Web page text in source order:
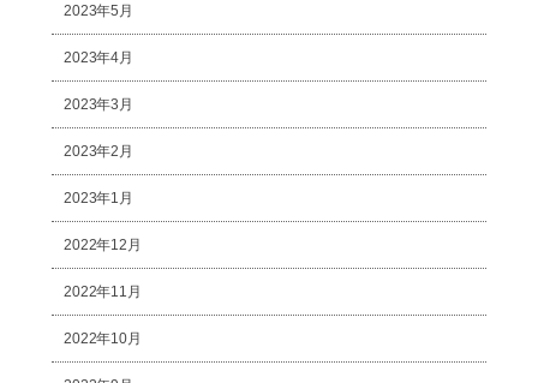
2023年5月
2023年4月
2023年3月
2023年2月
2023年1月
2022年12月
2022年11月
2022年10月